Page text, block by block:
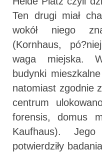
Ten drugi miał
wokół niego
(Kornhaus,
waga miejska.
budynki
natomiast zgodnie
centrum
forensis, domus
Kaufhaus).
potwierdziły